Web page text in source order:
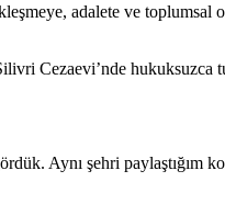
adalete ve
Cezaevi’nde hukuksuzca
Aynı şehri paylaştığım